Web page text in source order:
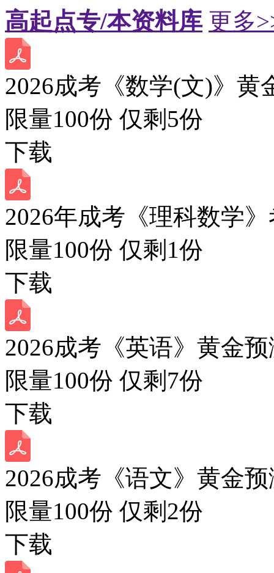
高起点专/本资料库 更多
2026成考《数学(文)》黄
限量100份 仅剩 5份
下载
2026年成考《理科数学
限量100份 仅剩 1份
下载
2026成考《英语》黄金
限量100份 仅剩 7份
下载
2026成考《语文》黄金
限量100份 仅剩 2份
下载